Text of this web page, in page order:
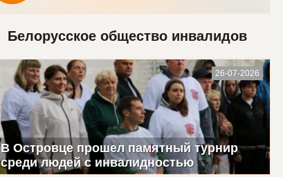
Белорусское общество инвалидов
26-07-2026
В Островце прошел памятный турнир
среди людей с инвалидностью